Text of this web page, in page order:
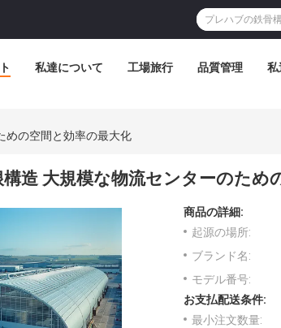
私達について 工場旅行 品質管理 私
めの空間と効率の最大化
造 大規模な物流センターのため
商品の詳細:
起源の場所:
ブランド名:
モデル番号:
お支払配送条件:
最小注文数量: